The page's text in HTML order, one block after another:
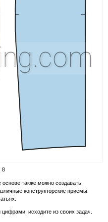
8
также можно создавать
конструкторские приемы.
исходите из своих задач.